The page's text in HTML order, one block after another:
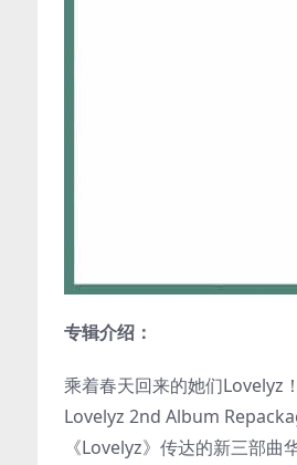
专辑介绍：
乘着春天回来的她们Lovelyz！
Lovelyz 2nd Album
《Lovelyz》传达的新三部曲